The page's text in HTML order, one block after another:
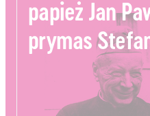
papież Jan
prymas